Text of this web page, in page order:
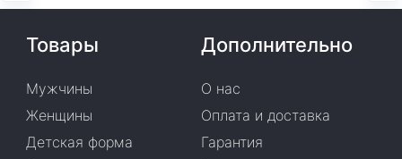
Товары
Мужчины
Женщины
Детская форма
Дополнительно
О нас
Оплата и доставка
Гарантия